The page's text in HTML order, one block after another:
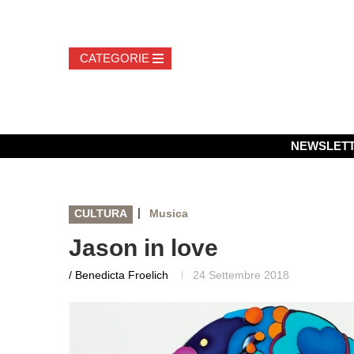
CULTURA | Musica
Jason in love
/ Benedicta Froelich 24 Settembre 2018